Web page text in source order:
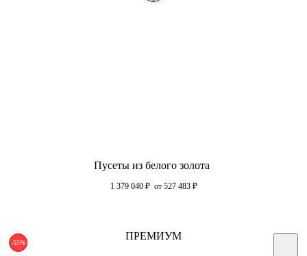
Пусеты из белого золота
1 379 040 ₽ от 527 483 ₽
-55%
ПРЕМИУМ